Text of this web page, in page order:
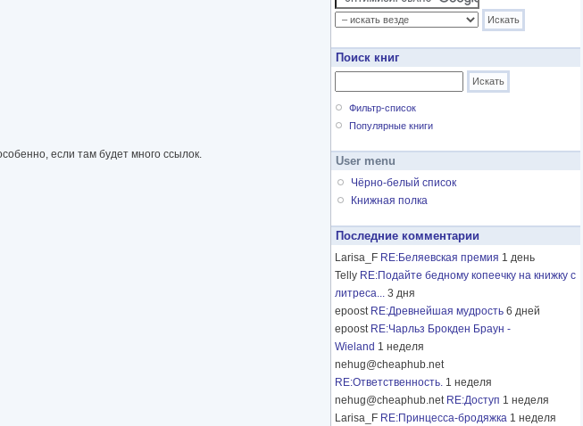
если там будет много ссылок.
Поиск книг
Фильтр-список
Популярные книги
User menu
Чёрно-белый список
Книжная полка
Последние комментарии
Larisa_F RE:Беляевская премия 1 день
Telly RE:Подайте бедному копеечку на книжку с
литреса... 3 дня
epoost RE:Древнейшая мудрость 6 дней
epoost RE:Чарльз Брокден Браун -
Wieland 1 неделя
nehug@cheaphub.net
RE:Ответственность. 1 неделя
nehug@cheaphub.net RE:Доступ 1 неделя
Larisa_F RE:Принцесса-бродяжка 1 неделя